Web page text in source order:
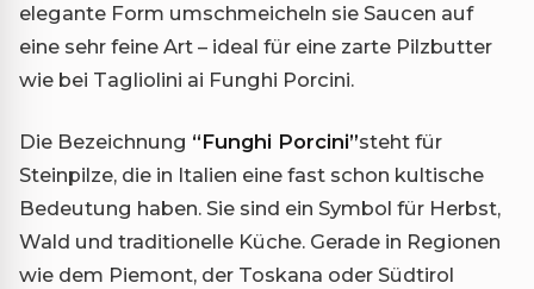
elegante Form umschmeicheln sie Saucen auf
eine sehr feine Art – ideal für eine zarte Pilzbutter
wie bei Tagliolini ai Funghi Porcini.
Die Bezeichnung “Funghi Porcini”steht für
Steinpilze, die in Italien eine fast schon kultische
Bedeutung haben. Sie sind ein Symbol für Herbst,
Wald und traditionelle Küche. Gerade in Regionen
wie dem Piemont, der Toskana oder Südtirol